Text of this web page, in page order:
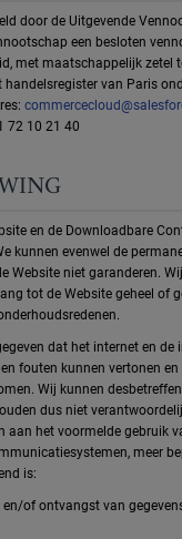
door de Uitgevende
een besloten
met maatschappelijk zetel
handelsregister van Paris
72 10 21 40
en de Downloadbare
kunnen evenwel de
Website niet garanderen.
tot de Website geheel of
dat het internet en de
fouten kunnen vertonen
Wij kunnen
dus niet
aan het voormelde gebruik
meer
is:
en/of ontvangst van